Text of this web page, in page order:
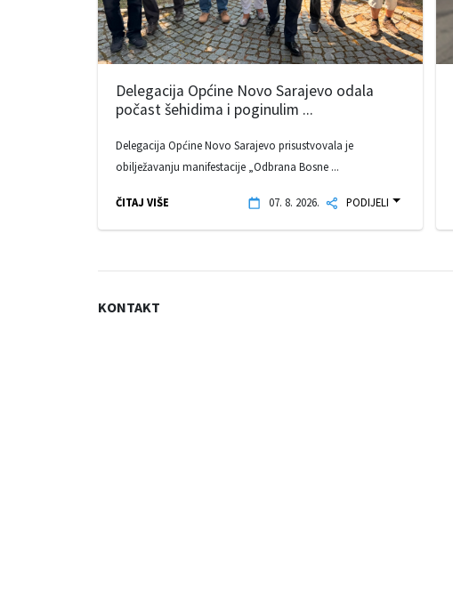
Delegacija Općine Novo Sarajevo odala
počast šehidima i poginulim ...
Delegacija Općine Novo Sarajevo prisustvovala je
obilježavanju manifestacije „Odbrana Bosne ...
ČITAJ VIŠE 07. 8. 2026. PODIJELI
KONTAKT